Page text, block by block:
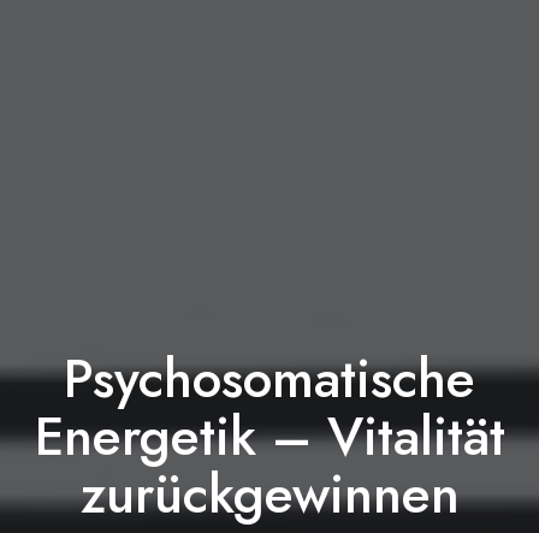
Psychosomatische
Energetik – Vitalität
zurückgewinnen